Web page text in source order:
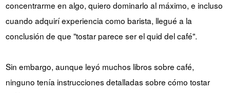
concentrarme en algo, quiero dominarlo al máximo, e incluso
cuando adquirí experiencia como barista, llegué a la
conclusión de que "tostar parece ser el quid del café".
Sin embargo, aunque leyó muchos libros sobre café,
ninguno tenía instrucciones detalladas sobre cómo tostar